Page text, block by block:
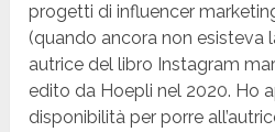
progetti di influencer
(quando ancora non esisteva
autrice del libro Instagram
edito da Hoepli nel 2020. Ho
disponibilità per porre